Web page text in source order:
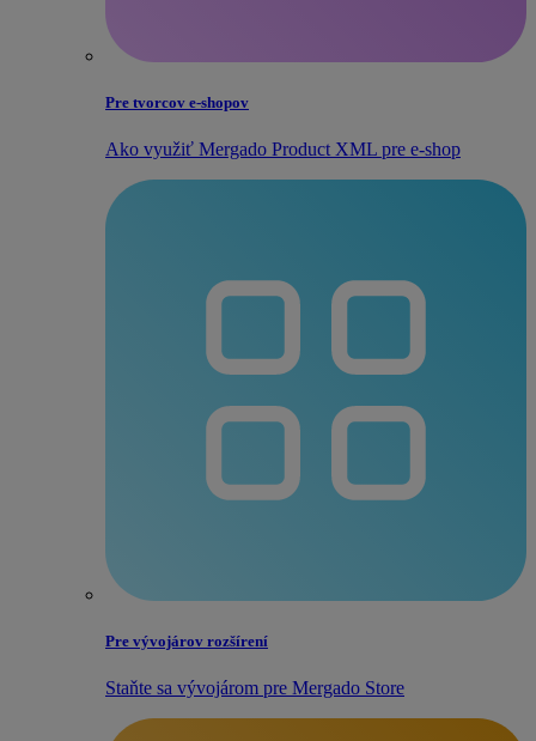
Pre tvorcov e‑shopov
Ako využiť Mergado Product XML pre e‑shop
Pre vývojárov rozšírení
Staňte sa vývojárom pre Mergado Store